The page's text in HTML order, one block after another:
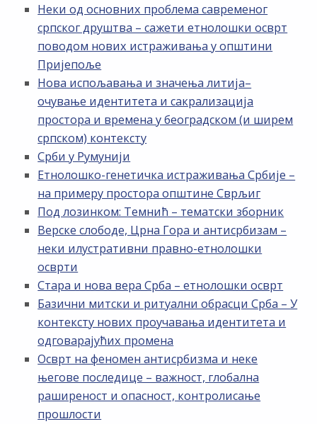
Неки од основних проблема савременог
српског друштва – сажети етнолошки осврт
поводом нових истраживања у општини
Пријепоље
Нова испољавања и значења литија–
очување идентитета и сакрализација
простора и времена у београдском (и ширем
српском) контексту
Срби у Румунији
Етнолошко-генетичка истраживања Србије –
на примеру простора општине Сврљиг
Под лозинком: Темнић – тематски зборник
Верске слободе, Црна Гора и антисрбизам –
неки илустративни правно-етнолошки
осврти
Стара и нова вера Срба – етнолошки осврт
Базични митски и ритуални обрасци Срба – У
контексту нових проучавања идентитета и
одговарајућих промена
Осврт на феномен антисрбизма и неке
његове последице – важност, глобална
раширеност и опасност, контролисање
прошлости